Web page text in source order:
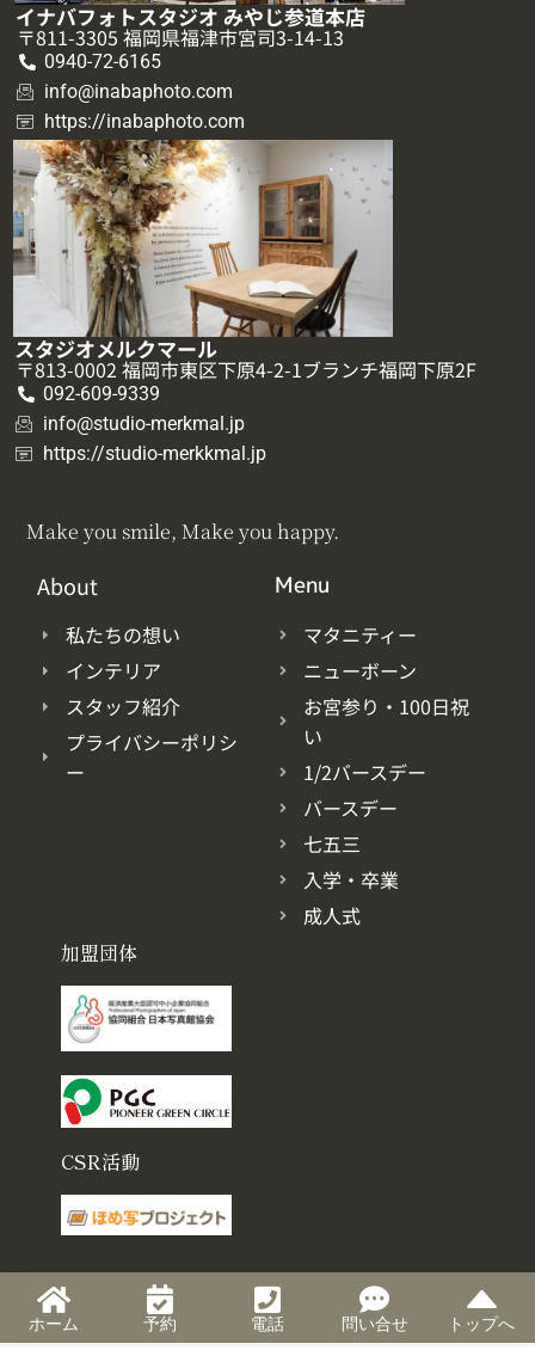
イナバフォトスタジオ みやじ参道本店
〒811-3305 福岡県福津市宮司3-14-13
0940-72-6165
info@inabaphoto.com
https://inabaphoto.com
スタジオメルクマール
〒813-0002 福岡市東区下原4-2-1ブランチ福岡下原2F
092-609-9339
info@studio-merkmal.jp
https://studio-merkkmal.jp
Make you smile, Make you happy.
About
私たちの想い
インテリア
スタッフ紹介
プライバシーポリシ
ー
Menu
マタニティー
ニューボーン
お宮参り・100日祝
い
1/2バースデー
バースデー
七五三
入学・卒業
成人式
加盟団体
CSR活動
ホーム 予約 電話 問い合せ トップへ